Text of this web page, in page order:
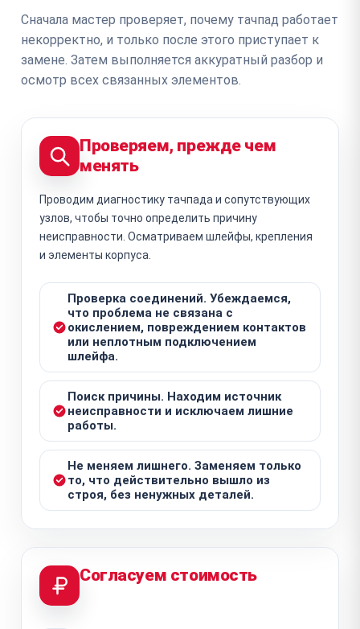
Сначала мастер проверяет, почему тачпад работает
некорректно, и только после этого приступает к
замене. Затем выполняется аккуратный разбор и
осмотр всех связанных элементов.
Проверяем, прежде чем
менять
Проводим диагностику тачпада и сопутствующих
узлов, чтобы точно определить причину
неисправности. Осматриваем шлейфы, крепления
и элементы корпуса.
Проверка соединений. Убеждаемся,
что проблема не связана с
окислением, повреждением контактов
или неплотным подключением
шлейфа.
Поиск причины. Находим источник
неисправности и исключаем лишние
работы.
Не меняем лишнего. Заменяем только
то, что действительно вышло из
строя, без ненужных деталей.
Согласуем стоимость